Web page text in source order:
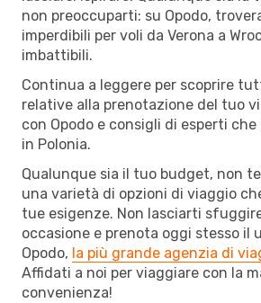
non preoccuparti: su Opodo,
imperdibili per voli da Verona a
imbattibili.
Continua a leggere per scoprire
relative alla prenotazione del tuo
con Opodo e consigli di esperti
in Polonia.
Qualunque sia il tuo budget, non
una varietà di opzioni di viaggio
tue esigenze. Non lasciarti
occasione e prenota oggi stesso il
Opodo, la più grande agenzia di
Affidati a noi per viaggiare con la
convenienza!